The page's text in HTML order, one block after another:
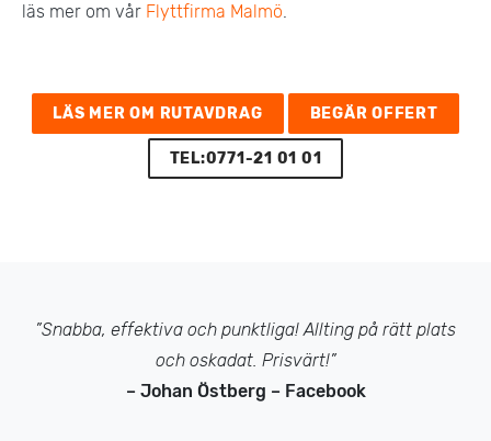
läs mer om vår Flyttfirma Malmö.
LÄS MER OM RUTAVDRAG BEGÄR OFFERT
TEL:0771-21 01 01
”Snabba, effektiva och punktliga! Allting på rätt plats
och oskadat. Prisvärt!”
– Johan Östberg – Facebook